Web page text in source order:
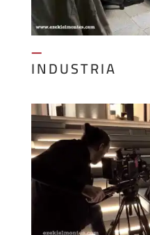
—
INDUSTRIA